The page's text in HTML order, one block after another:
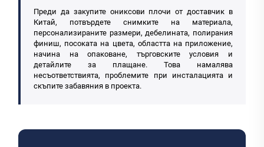
Преди да закупите ониксови плочи от доставчик в
Китай, потвърдете снимките на материала,
персонализираните размери, дебелината, полирания
финиш, посоката на цвета, областта на приложение,
начина на опаковане, търговските условия и
детайлите за плащане. Това намалява
несъответствията, проблемите при инсталацията и
скъпите забавяния в проекта.